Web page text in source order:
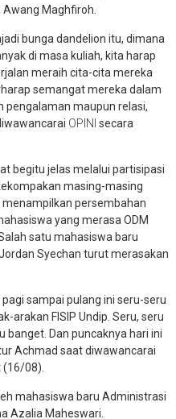
Awang Maghfiroh.
bunga dandelion itu, dimana
di masa kuliah, kita harap
meraih cita-cita mereka
semangat mereka dalam
pengalaman maupun relasi,
OPINI secara
begitu jelas melalui partisipasi
masing-masing
persembahan
yang merasa ODM
satu mahasiswa baru
Syechan turut merasakan
sampai pulang ini seru-seru
arakan FISIP Undip. Seru, seru
banget. Dan puncaknya hari ini
Achmad saat diwawancarai
08).
mahasiswa baru Administrasi
Azalia Maheswari.